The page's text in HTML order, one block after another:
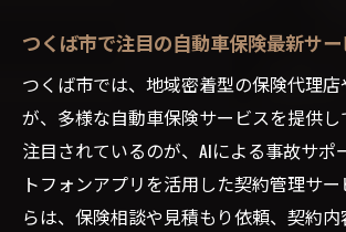
つくば市で注目の自動車保険最新サ
つくば市では、地域密着型の保険代理
が、多様な自動車保険サービスを提供し
注目されているのが、AIによる事故サポ
トフォンアプリを活用した契約管理サ
らは、保険相談や見積もり依頼、契約